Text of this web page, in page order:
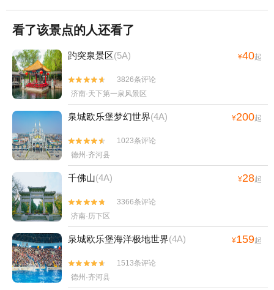
看了该景点的人还看了
趵突泉景区(5A) ¥40起


3826条评论
济南·天下第一泉风景区
泉城欧乐堡梦幻世界(4A) ¥200起


1023条评论
德州·齐河县
千佛山(4A) ¥28起


3366条评论
济南·历下区
泉城欧乐堡海洋极地世界(4A) ¥159起


1513条评论
德州·齐河县